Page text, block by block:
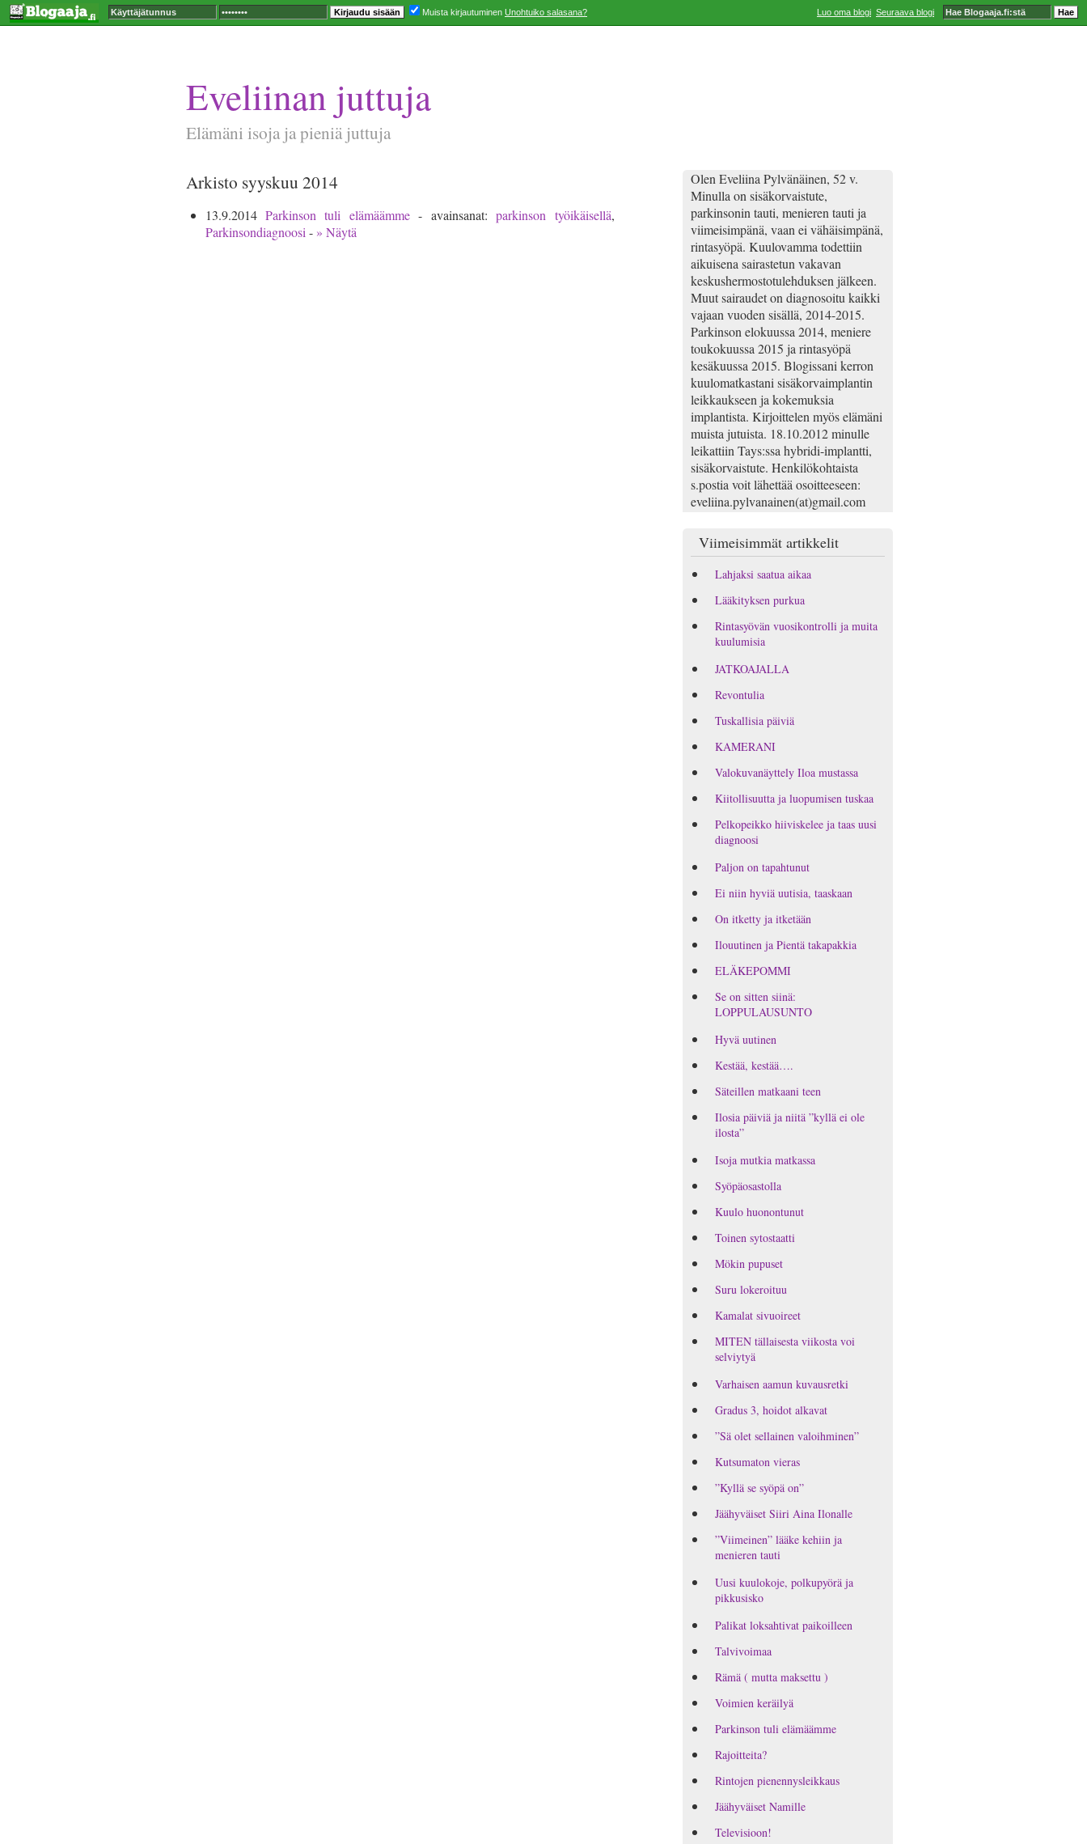
Eveliinan juttuja
Elämäni isoja ja pieniä juttuja
Arkisto syyskuu 2014
13.9.2014 Parkinson tuli elämäämme- avainsanat:parkinson työikäisellä,
Parkinsondiagnoosi - » Näytä
Olen Eveliina Pylvänäinen, 52 v.
Minulla on sisäkorvaistute,
parkinsonin tauti, menieren tauti ja
viimeisimpänä, vaan ei vähäisimpänä,
rintasyöpä. Kuulovamma todettiin
aikuisena sairastetun vakavan
keskushermostotulehduksen jälkeen.
Muut sairaudet on diagnosoitu kaikki
vajaan vuoden sisällä, 2014-2015.
Parkinson elokuussa 2014, meniere
toukokuussa 2015 ja rintasyöpä
kesäkuussa 2015. Blogissani kerron
kuulomatkastani sisäkorvaimplantin
leikkaukseen ja kokemuksia
implantista. Kirjoittelen myös elämäni
muista jutuista. 18.10.2012 minulle
leikattiin Tays:ssa hybridi-implantti,
sisäkorvaistute. Henkilökohtaista
s.postia voit lähettää osoitteeseen:
eveliina.pylvanainen(at)gmail.com
Viimeisimmät artikkelit
Lahjaksi saatua aikaa
Lääkityksen purkua
Rintasyövän vuosikontrolli ja muita
kuulumisia
JATKOAJALLA
Revontulia
Tuskallisia päiviä
KAMERANI
Valokuvanäyttely Iloa mustassa
Kiitollisuutta ja luopumisen tuskaa
Pelkopeikko hiiviskelee ja taas uusi
diagnoosi
Paljon on tapahtunut
Ei niin hyviä uutisia, taaskaan
On itketty ja itketään
Ilouutinen ja Pientä takapakkia
ELÄKEPOMMI
Se on sitten siinä:
LOPPULAUSUNTO
Hyvä uutinen
Kestää, kestää….
Säteillen matkaani teen
Ilosia päiviä ja niitä ”kyllä ei ole
ilosta”
Isoja mutkia matkassa
Syöpäosastolla
Kuulo huonontunut
Toinen sytostaatti
Mökin pupuset
Suru lokeroituu
Kamalat sivuoireet
MITEN tällaisesta viikosta voi
selviytyä
Varhaisen aamun kuvausretki
Gradus 3, hoidot alkavat
”Sä olet sellainen valoihminen”
Kutsumaton vieras
”Kyllä se syöpä on”
Jäähyväiset Siiri Aina Ilonalle
”Viimeinen” lääke kehiin ja
menieren tauti
Uusi kuulokoje, polkupyörä ja
pikkusisko
Palikat loksahtivat paikoilleen
Talvivoimaa
Rämä ( mutta maksettu )
Voimien keräilyä
Parkinson tuli elämäämme
Rajoitteita?
Rintojen pienennysleikkaus
Jäähyväiset Namille
Televisioon!
Muista kirjautuminen Unohtuiko salasana? Luo oma blogi Seuraava blogi